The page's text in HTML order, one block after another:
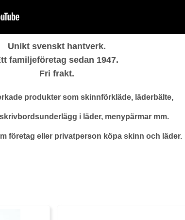
Unikt svenskt hantverk.
familjeföretag sedan 1947.
Fri frakt.
produkter som skinnförkläde, läderbälte,
i läder, menypärmar mm.
företag eller privatperson köpa skinn och läder.